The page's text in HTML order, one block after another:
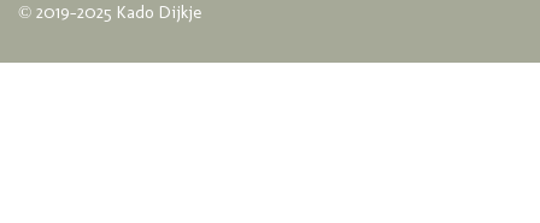
© 2019-2025 Kado Dijkje